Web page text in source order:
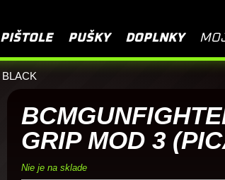
PIŠTOLE PUŠKY DOPLNKY
GRIP MOD 3
Nie je na sklade